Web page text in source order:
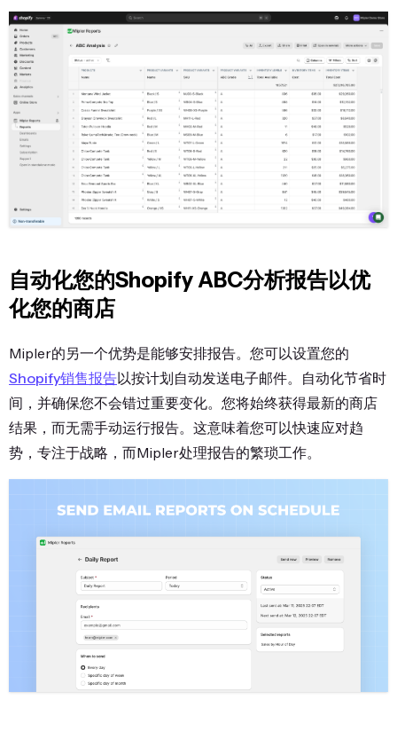
自动化您的Shopify ABC分析报告以优
化您的商店
Mipler的另一个优势是能够安排报告。您可以设置您的
Shopify销售报告以按计划自动发送电子邮件。自动化节省时
间，并确保您不会错过重要变化。您将始终获得最新的商店
结果，而无需手动运行报告。这意味着您可以快速应对趋
势，专注于战略，而Mipler处理报告的繁琐工作。